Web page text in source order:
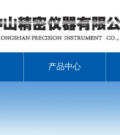
产品中心